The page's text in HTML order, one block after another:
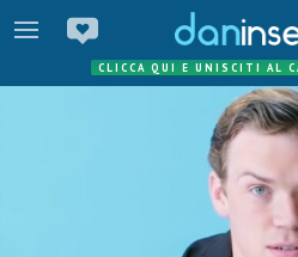
CLICCA QUI E UNISCITI AL